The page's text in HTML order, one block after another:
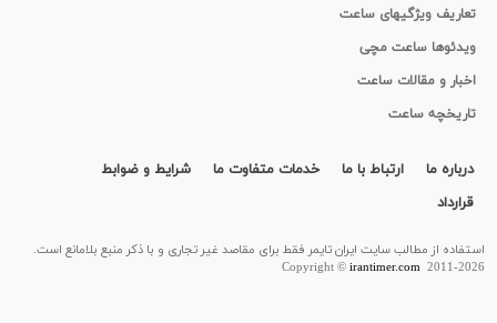
تعاریف ویژگیهای ساعت
ویدئوها ساعت مچی
اخبار و مقالات ساعت
تاریخچه ساعت
درباره ما ارتباط با ما خدمات متفاوت ما
شرایط و ضوابط
قرارداد
استفاده از مطالب سايت ایران تایمر فقط برای مقاصد غیر تجاری و با ذکر منبع بلامانع است.
Copyright ©irantimer.com2011-2026